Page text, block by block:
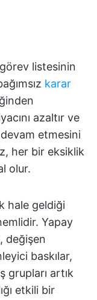
listesinin
karar
azaltır ve
etmesini
her bir eksiklik
olur.
hale geldiği
Yapay
değişen
baskılar,
grupları artık
etkili bir